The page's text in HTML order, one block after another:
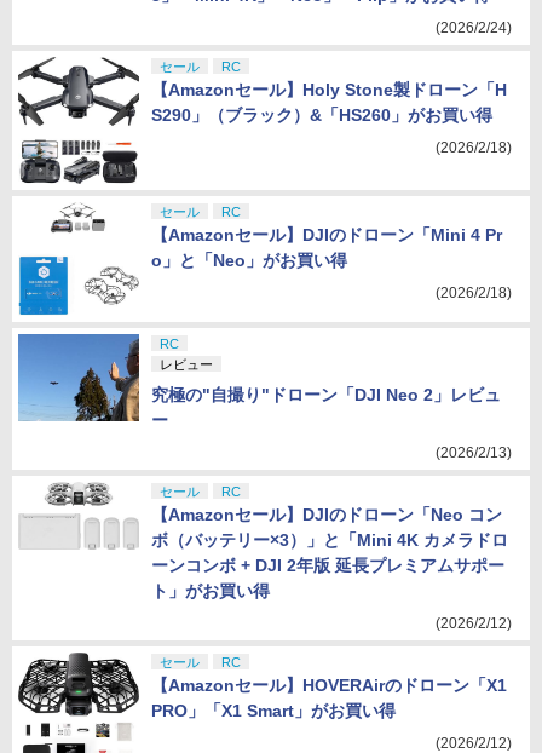
(2026/2/24)
セール RC
【Amazonセール】Holy Stone製ドローン「H
S290」（ブラック）&「HS260」がお買い得
(2026/2/18)
セール RC
【Amazonセール】DJIのドローン「Mini 4 Pr
o」と「Neo」がお買い得
(2026/2/18)
RC
レビュー
究極の"自撮り"ドローン「DJI Neo 2」レビュ
ー
(2026/2/13)
セール RC
【Amazonセール】DJIのドローン「Neo コン
ボ（バッテリー×3）」と「Mini 4K カメラドロ
ーンコンボ + DJI 2年版 延長プレミアムサポー
ト」がお買い得
(2026/2/12)
セール RC
【Amazonセール】HOVERAirのドローン「X1
PRO」「X1 Smart」がお買い得
(2026/2/12)